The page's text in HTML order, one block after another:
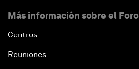
Más información sobre el Foro
Centros
Reuniones